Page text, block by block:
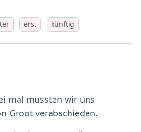
erst künftig
mal mussten wir uns
Groot verabschieden.